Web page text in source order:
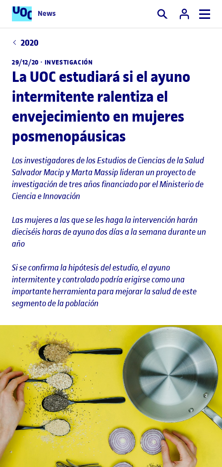
News Buscar
2020
29/12/20 · INVESTIGACIÓN
La UOC estudiará si el ayuno
intermitente ralentiza el
envejecimiento en mujeres
posmenopáusicas
Los investigadores de los Estudios de Ciencias de la Salud
Salvador Macip y Marta Massip lideran un proyecto de
investigación de tres años financiado por el Ministerio de
Ciencia e Innovación
Las mujeres a las que se les haga la intervención harán
dieciséis horas de ayuno dos días a la semana durante un
año
Si se confirma la hipótesis del estudio, el ayuno
intermitente y controlado podría erigirse como una
importante herramienta para mejorar la salud de este
segmento de la población